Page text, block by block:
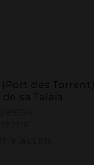
(Port des Torrent)
sa Talaia